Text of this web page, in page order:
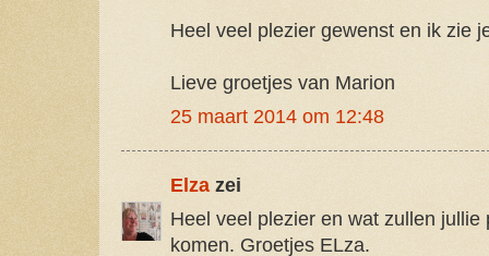
Heel veel plezier gewenst en ik zie
Lieve groetjes van Marion
25 maart 2014 om 12:48
Elza zei
Heel veel plezier en wat zullen
komen. Groetjes ELza.